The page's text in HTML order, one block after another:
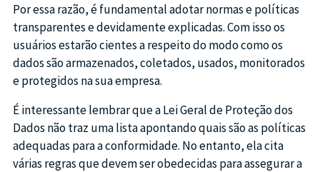
Por essa razão, é fundamental adotar normas e políticas
transparentes e devidamente explicadas. Com isso os
usuários estarão cientes a respeito do modo como os
dados são armazenados, coletados, usados, monitorados
e protegidos na sua empresa.
É interessante lembrar que a Lei Geral de Proteção dos
Dados não traz uma lista apontando quais são as políticas
adequadas para a conformidade. No entanto, ela cita
várias regras que devem ser obedecidas para assegurar a